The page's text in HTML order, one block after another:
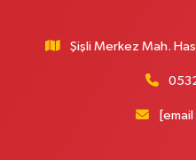
Çobançeşme Mahallesi Dr. Sadık
Şişli Merkez Mah.